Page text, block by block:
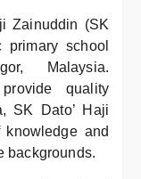
Zainuddin (SK
school
Malaysia.
quality
SK Dato’ Haji
and
backgrounds.